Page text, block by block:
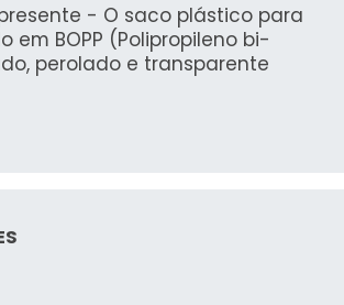
- O saco plástico para
em BOPP (Polipropileno bi-
perolado e transparente